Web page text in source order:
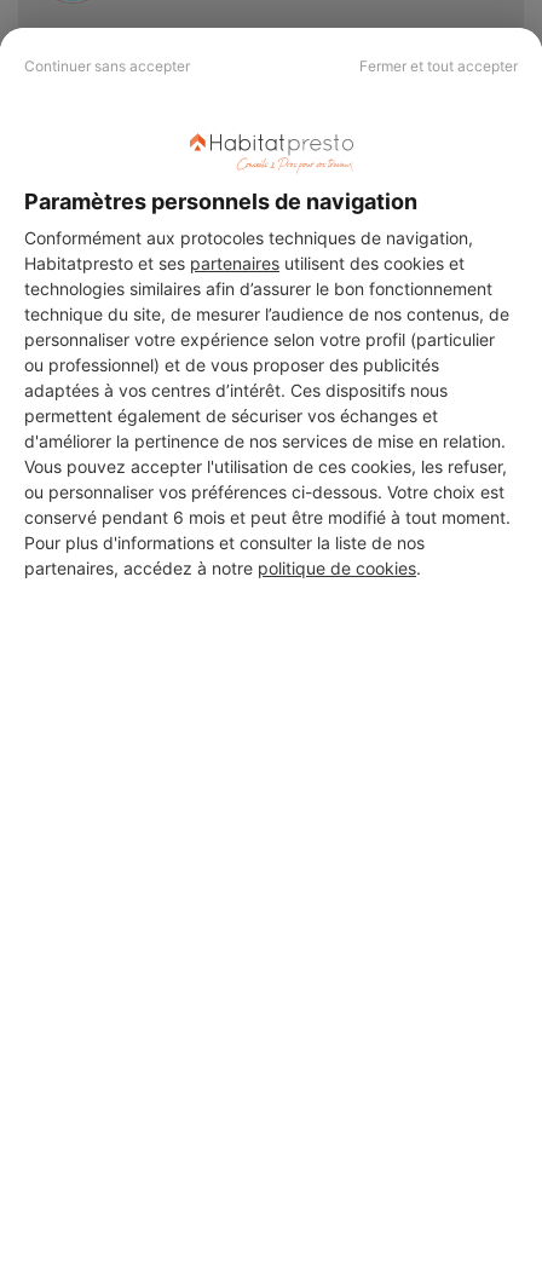
Continuer sans accepter Fermer et tout accepter
Paramètres personnels de navigation
Conformément aux protocoles techniques de navigation,
Habitatpresto et ses partenaires utilisent des cookies et
technologies similaires afin d’assurer le bon fonctionnement
technique du site, de mesurer l’audience de nos contenus, de
personnaliser votre expérience selon votre profil (particulier
ou professionnel) et de vous proposer des publicités
adaptées à vos centres d’intérêt. Ces dispositifs nous
permettent également de sécuriser vos échanges et
d'améliorer la pertinence de nos services de mise en relation.
Vous pouvez accepter l'utilisation de ces cookies, les refuser,
ou personnaliser vos préférences ci-dessous. Votre choix est
conservé pendant 6 mois et peut être modifié à tout moment.
Pour plus d'informations et consulter la liste de nos
partenaires, accédez à notre politique de cookies.
chronobat
Clamart
12 ans d'expérience
Voir sa fiche
Vasco
Clamart
12 ans d'expérience